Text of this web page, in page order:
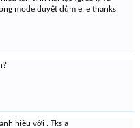
mode duyệt dùm e, e thanks
hiệu với . Tks ạ